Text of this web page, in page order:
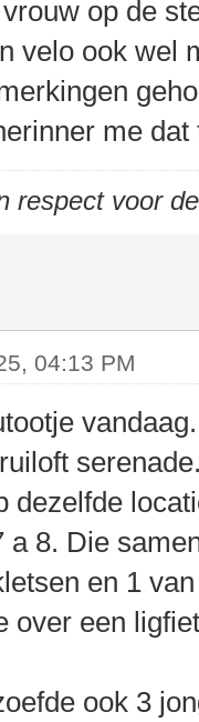
op de
velo ook wel
me
respect voor
04:13 PM
dezelfde
a 8. Die
en 1
over een
ook 3